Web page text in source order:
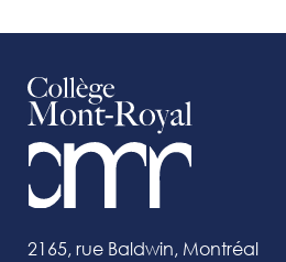
2165, rue Baldwin, Montréal